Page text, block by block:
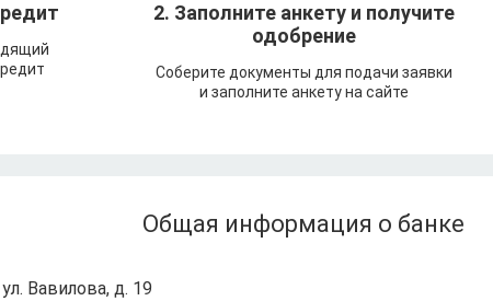
2. Заполните анкету и получите
одобрение
Соберите документы для подачи заявки
и заполните анкету на сайте
Общая информация о банке
Вавилова, д. 19